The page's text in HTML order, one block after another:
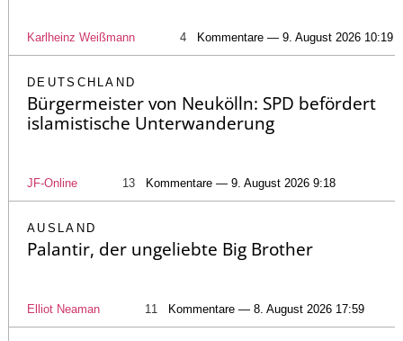
Karlheinz Weißmann 4 Kommentare — 9. August 2026 10:19
DEUTSCHLAND
Bürgermeister von Neukölln: SPD befördert
islamistische Unterwanderung
JF-Online 13 Kommentare — 9. August 2026 9:18
AUSLAND
Palantir, der ungeliebte Big Brother
Elliot Neaman 11 Kommentare — 8. August 2026 17:59